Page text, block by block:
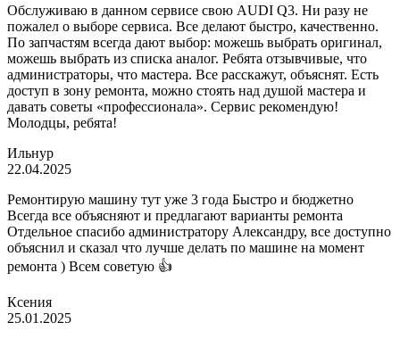
Обслуживаю в данном сервисе свою AUDI Q3. Ни разу не
пожалел о выборе сервиса. Все делают быстро, качественно.
По запчастям всегда дают выбор: можешь выбрать оригинал,
можешь выбрать из списка аналог. Ребята отзывчивые, что
администраторы, что мастера. Все расскажут, объяснят. Есть
доступ в зону ремонта, можно стоять над душой мастера и
давать советы «профессионала». Сервис рекомендую!
Молодцы, ребята!
Ильнур
22.04.2025
Ремонтирую машину тут уже 3 года Быстро и бюджетно
Всегда все объясняют и предлагают варианты ремонта
Отдельное спасибо администратору Александру, все доступно
объяснил и сказал что лучше делать по машине на момент
ремонта ) Всем советую 👍
Ксения
25.01.2025